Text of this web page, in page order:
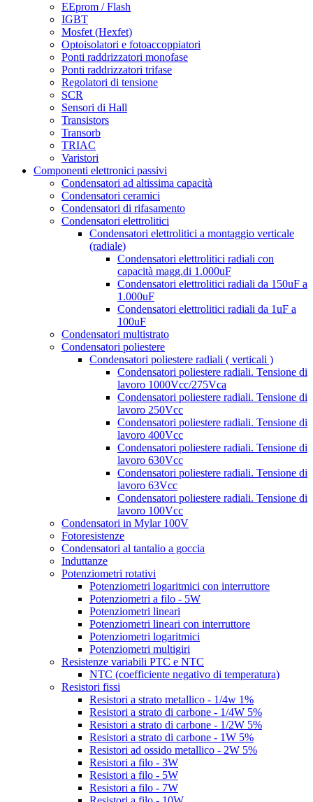
EEprom / Flash
IGBT
Mosfet (Hexfet)
Optoisolatori e fotoaccoppiatori
Ponti raddrizzatori monofase
Ponti raddrizzatori trifase
Regolatori di tensione
SCR
Sensori di Hall
Transistors
Transorb
TRIAC
Varistori
Componenti elettronici passivi
Condensatori ad altissima capacità
Condensatori ceramici
Condensatori di rifasamento
Condensatori elettrolitici
Condensatori elettrolitici a montaggio verticale
(radiale)
Condensatori elettrolitici radiali con
capacità magg.di 1.000uF
Condensatori elettrolitici radiali da 150uF a
1.000uF
Condensatori elettrolitici radiali da 1uF a
100uF
Condensatori multistrato
Condensatori poliestere
Condensatori poliestere radiali ( verticali )
Condensatori poliestere radiali. Tensione di
lavoro 1000Vcc/275Vca
Condensatori poliestere radiali. Tensione di
lavoro 250Vcc
Condensatori poliestere radiali. Tensione di
lavoro 400Vcc
Condensatori poliestere radiali. Tensione di
lavoro 630Vcc
Condensatori poliestere radiali. Tensione di
lavoro 63Vcc
Condensatori poliestere radiali. Tensione di
lavoro 100Vcc
Condensatori in Mylar 100V
Fotoresistenze
Condensatori al tantalio a goccia
Induttanze
Potenziometri rotativi
Potenziometri logaritmici con interruttore
Potenziometri a filo - 5W
Potenziometri lineari
Potenziometri lineari con interruttore
Potenziometri logaritmici
Potenziometri multigiri
Resistenze variabili PTC e NTC
NTC (coefficiente negativo di temperatura)
Resistori fissi
Resistori a strato metallico - 1/4w 1%
Resistori a strato di carbone - 1/4W 5%
Resistori a strato di carbone - 1/2W 5%
Resistori a strato di carbone - 1W 5%
Resistori ad ossido metallico - 2W 5%
Resistori a filo - 3W
Resistori a filo - 5W
Resistori a filo - 7W